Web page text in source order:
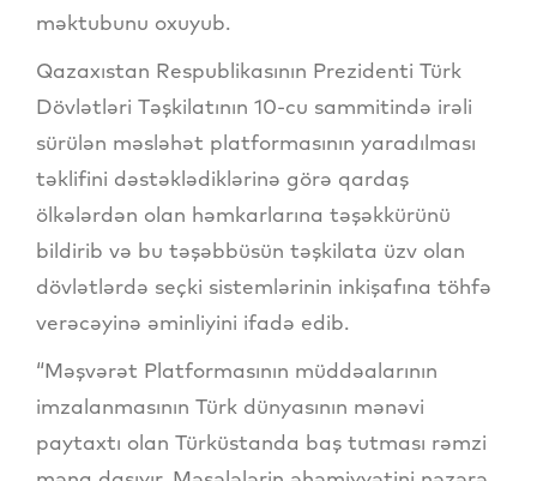
məktubunu oxuyub.
Qazaxıstan Respublikasının Prezidenti Türk
Dövlətləri Təşkilatının 10-cu sammitində irəli
sürülən məsləhət platformasının yaradılması
təklifini dəstəklədiklərinə görə qardaş
ölkələrdən olan həmkarlarına təşəkkürünü
bildirib və bu təşəbbüsün təşkilata üzv olan
dövlətlərdə seçki sistemlərinin inkişafına töhfə
verəcəyinə əminliyini ifadə edib.
“Məşvərət Platformasının müddəalarının
imzalanmasının Türk dünyasının mənəvi
paytaxtı olan Türküstanda baş tutması rəmzi